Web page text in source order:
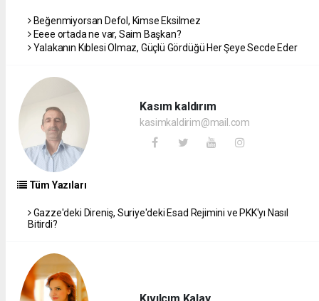
Beğenmiyorsan Defol, Kimse Eksilmez
Eeee ortada ne var, Saim Başkan?
Yalakanın Kıblesi Olmaz, Güçlü Gördüğü Her Şeye Secde Eder
Kasım kaldırım
kasimkaldirim@mail.com
Tüm Yazıları
Gazze'deki Direniş, Suriye'deki Esad Rejimini ve PKK'yı Nasıl
Bitirdi?
Kıvılcım Kalay